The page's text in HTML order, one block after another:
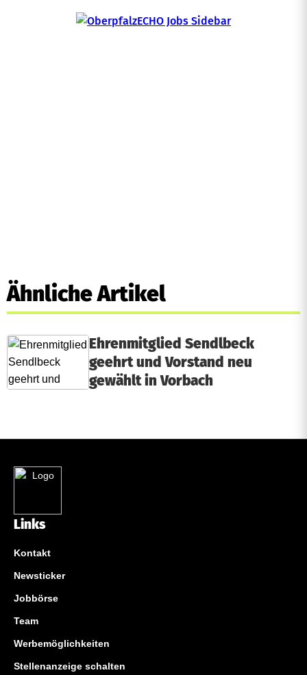
Ähnliche Artikel
Ehrenmitglied Sendlbeck
geehrt und Vorstand neu
gewählt in Vorbach
Links
Kontakt
Newsticker
Jobbörse
Team
Werbemöglichkeiten
Stellenanzeige schalten